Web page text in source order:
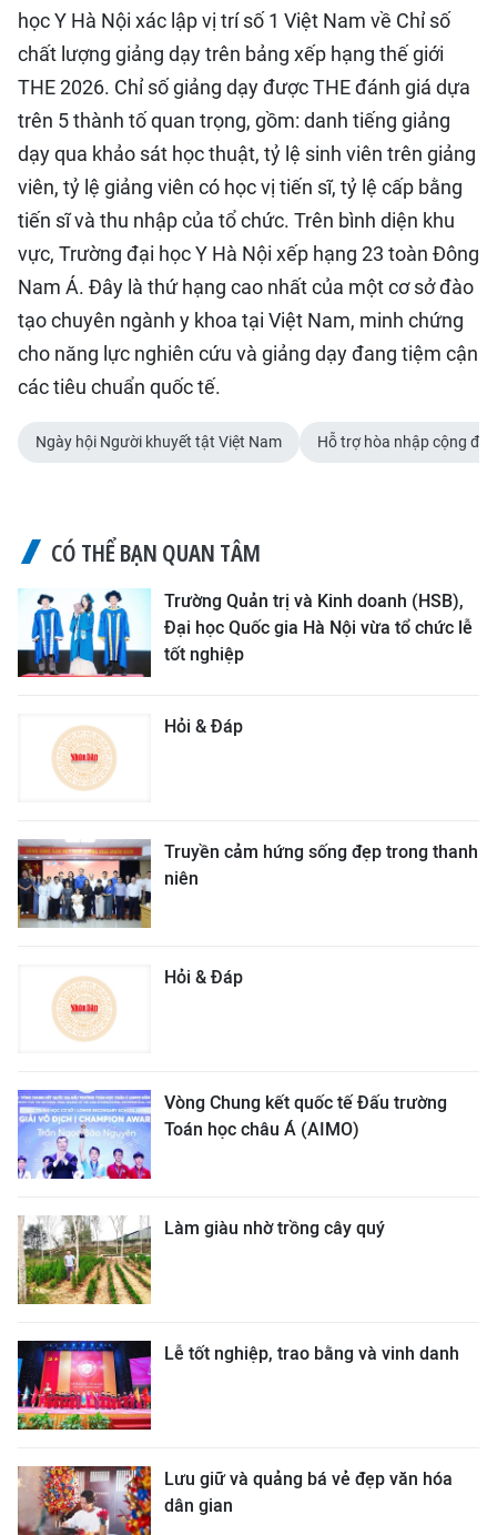
học Y Hà Nội xác lập vị trí số 1 Việt Nam về Chỉ số
chất lượng giảng dạy trên bảng xếp hạng thế giới
THE 2026. Chỉ số giảng dạy được THE đánh giá dựa
trên 5 thành tố quan trọng, gồm: danh tiếng giảng
dạy qua khảo sát học thuật, tỷ lệ sinh viên trên giảng
viên, tỷ lệ giảng viên có học vị tiến sĩ, tỷ lệ cấp bằng
tiến sĩ và thu nhập của tổ chức. Trên bình diện khu
vực, Trường đại học Y Hà Nội xếp hạng 23 toàn Đông
Nam Á. Đây là thứ hạng cao nhất của một cơ sở đào
tạo chuyên ngành y khoa tại Việt Nam, minh chứng
cho năng lực nghiên cứu và giảng dạy đang tiệm cận
các tiêu chuẩn quốc tế.
Ngày hội Người khuyết tật Việt Nam Hỗ trợ hòa nhập cộng
CÓ THỂ BẠN QUAN TÂM
Trường Quản trị và Kinh doanh (HSB),
Đại học Quốc gia Hà Nội vừa tổ chức lễ
tốt nghiệp
Hỏi & Đáp
Truyền cảm hứng sống đẹp trong thanh
niên
Hỏi & Đáp
Vòng Chung kết quốc tế Đấu trường
Toán học châu Á (AIMO)
Làm giàu nhờ trồng cây quý
Lễ tốt nghiệp, trao bằng và vinh danh
Lưu giữ và quảng bá vẻ đẹp văn hóa
dân gian